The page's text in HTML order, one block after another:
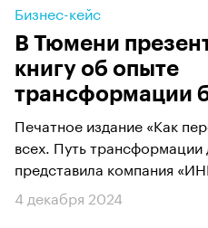
Бизнес-кейс
В Тюмени
книгу об опыте
трансформации
Печатное издание «Как
всех. Путь трансформации
представила компания
4 декабря 2024